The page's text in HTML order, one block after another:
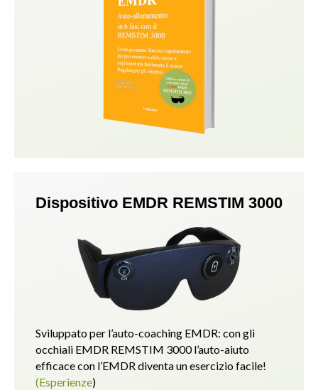
Dispositivo EMDR REMSTIM 3000
Sviluppato per l’auto-coaching EMDR: con gli
occhiali EMDR REMSTIM 3000 l’auto-aiuto
efficace con l’EMDR diventa un esercizio facile!
(Esperienze)